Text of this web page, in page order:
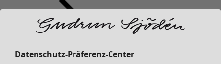
Datenschutz-Präferenz-Center